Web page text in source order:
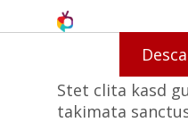
Stet clita kasd
takimata